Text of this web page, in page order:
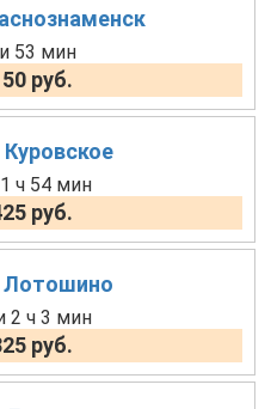
53 мин
руб.
ч 54 мин
руб.
Лотошино
2 ч 3 мин
руб.